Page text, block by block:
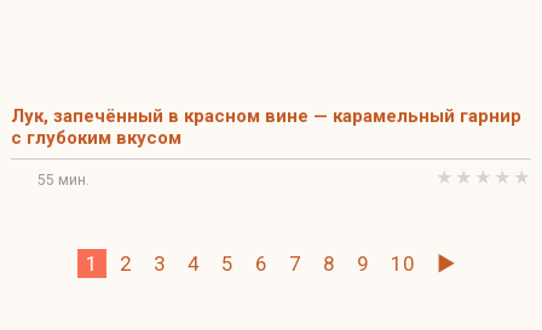
Лук, запечённый в красном вине — карамельный гарнир
с глубоким вкусом
55 мин.
1 2 3 4 5 6 7 8 9 10 ►